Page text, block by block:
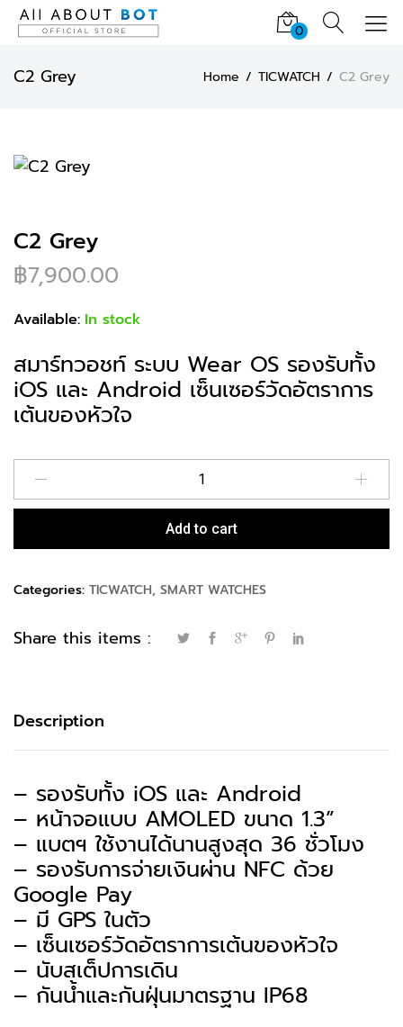
0
C2 Grey Home TICWATCH C2 Grey
C2 Grey
฿7,900.00
Available: In stock
สมาร์ทวอชท์ ระบบ Wear OS รองรับทั้ง
iOS และ Android เซ็นเซอร์วัดอัตราการ
เต้นของหัวใจ
Add to cart
Categories: TICWATCH, SMART WATCHES
Share this items :
Description
– รองรับทั้ง iOS และ Android
– หน้าจอแบบ AMOLED ขนาด 1.3”
– แบตฯ ใช้งานได้นานสูงสุด 36 ชั่วโมง
– รองรับการจ่ายเงินผ่าน NFC ด้วย
Google Pay
– มี GPS ในตัว
– เซ็นเซอร์วัดอัตราการเต้นของหัวใจ
– นับสเต็ปการเดิน
– กันน้ำและกันฝุ่นมาตรฐาน IP68